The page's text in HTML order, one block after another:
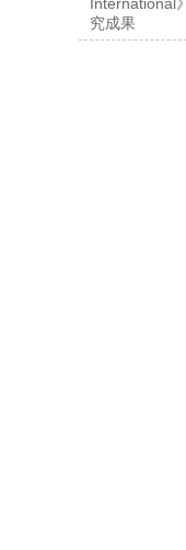
International
究成果